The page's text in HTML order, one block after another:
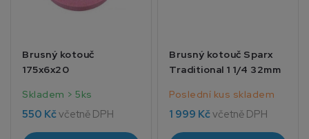
Brusný kotouč
175x6x20
Skladem > 5ks
550 Kčvčetně DPH
Brusný kotouč Sparx
Traditional 1 1/4 32mm
Poslední kus skladem
1 999 Kčvčetně DPH